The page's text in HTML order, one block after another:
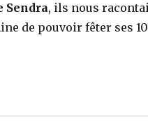
Sendra, ils nous
de pouvoir fêter ses